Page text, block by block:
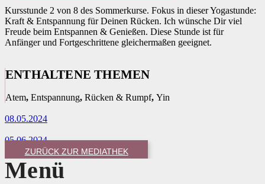
Kursstunde 2 von 8 des Sommerkurse. Fokus in dieser Yogastunde:
Kraft & Entspannung für Deinen Rücken. Ich wünsche Dir viel
Freude beim Entspannen & Genießen. Diese Stunde ist für
Anfänger und Fortgeschrittene gleichermaßen geeignet.
ENTHALTENE THEMEN
Atem, Entspannung, Rücken & Rumpf, Yin
08.05.2024
05.06.2024
ZURÜCK ZUR MEDIATHEK
Menü